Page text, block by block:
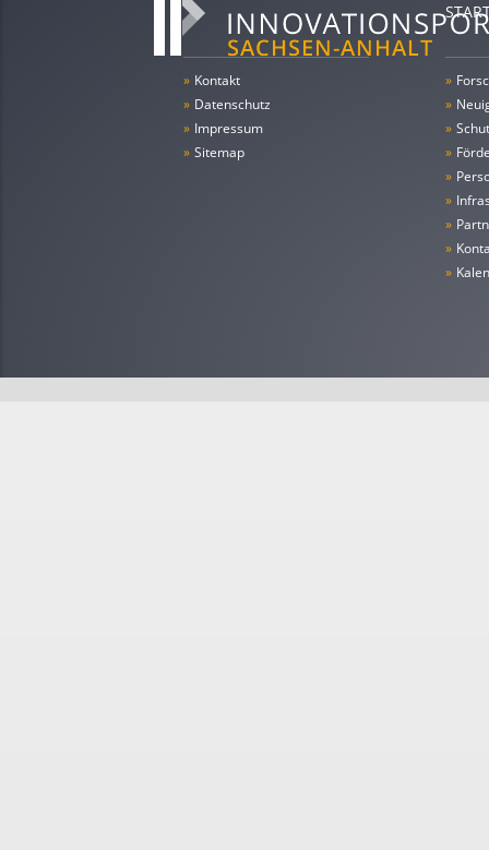
» Kontakt
» Datenschutz
» Impressum
» Sitemap
»
»
»
»
»
»
»
»
»